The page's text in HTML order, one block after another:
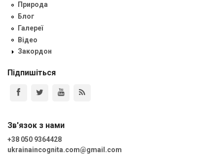
Природа
Блог
Галереї
Відео
Закордон
Підпишіться
Зв'язок з нами
+38 050 9364428
ukrainaincognita.com@gmail.com